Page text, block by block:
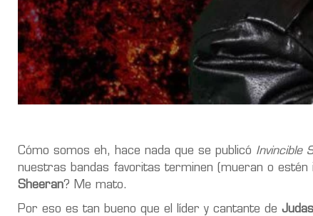
Cómo somos eh, hace nada que se publicó Invincible
nuestras bandas favoritas terminen (mueran o estén
Sheeran? Me mato.
Por eso es tan bueno que el líder y cantante de